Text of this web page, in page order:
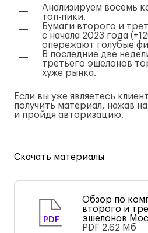
Анализируем восемь
топ-пики.
Бумаги второго и
с начала 2023 года
опережают голубые
В последние две
третьего эшелонов
хуже рынка.
Если вы уже являетесь
получить материал, нажав
и пройдя авторизацию.
Скачать материалы
PDF
Обзор по
второго и
эшелонов
PDF 2.62 Мб